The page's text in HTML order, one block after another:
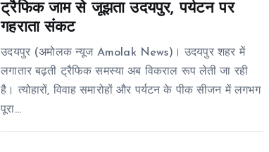
ट्रैफिक जाम से जूझता उदयपुर, पर्यटन पर
गहराता संकट
उदयपुर (अमोलक न्यूज Amolak News)। उदयपुर शहर में
लगातार बढ़ती ट्रैफिक समस्या अब विकराल रूप लेती जा रही
है। त्योहारों, विवाह समारोहों और पर्यटन के पीक सीजन में लगभग
पूरा…